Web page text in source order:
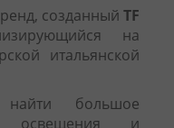
созданныйTF
на
итальянской
большое
освещения и